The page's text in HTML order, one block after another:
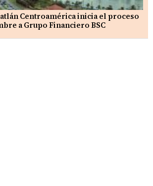
Centroamérica inicia el proceso
a Grupo Financiero BSC